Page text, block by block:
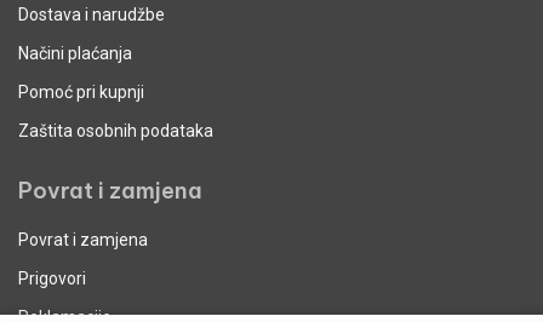
Dostava i narudžbe
Načini plaćanja
Pomoć pri kupnji
Zaštita osobnih podataka
Povrat i zamjena
Povrat i zamjena
Prigovori
Reklamacije